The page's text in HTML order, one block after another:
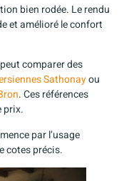
bien rodée. Le rendu
et amélioré le confort
comparer des
Sathonayou
. Ces références
prix.
par l’usage
cotes précis.